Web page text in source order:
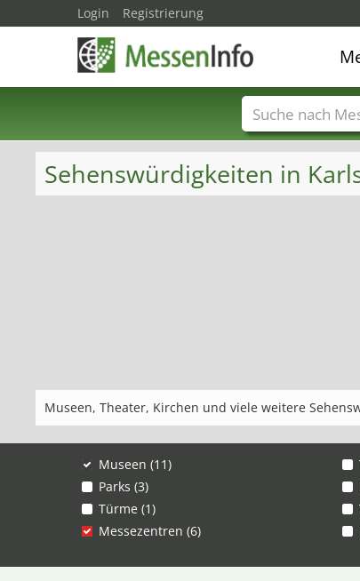
Sehenswürdigkeiten in
Museen, Theater, Kirchen und viele weitere
Museen (11)
Parks (3)
Türme (1)
Messezentren (6)
Login Registrierung
Messenamen